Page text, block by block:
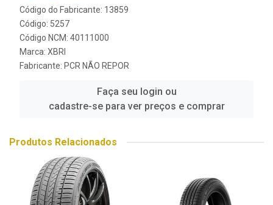
Código do Fabricante: 13859
Código: 5257
Código NCM: 40111000
Marca: XBRI
Fabricante: PCR NÃO REPOR
Faça seu login ou
cadastre-se para ver preços e comprar
Produtos Relacionados